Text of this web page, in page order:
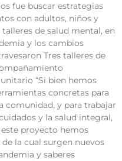
fue buscar estrategias
con adultos, niños y
de salud mental, en
y los cambios
Tres talleres de
“Si bien hemos
concretas para
comunidad, y para trabajar
y la salud integral,
proyecto hemos
la cual surgen nuevos
y saberes